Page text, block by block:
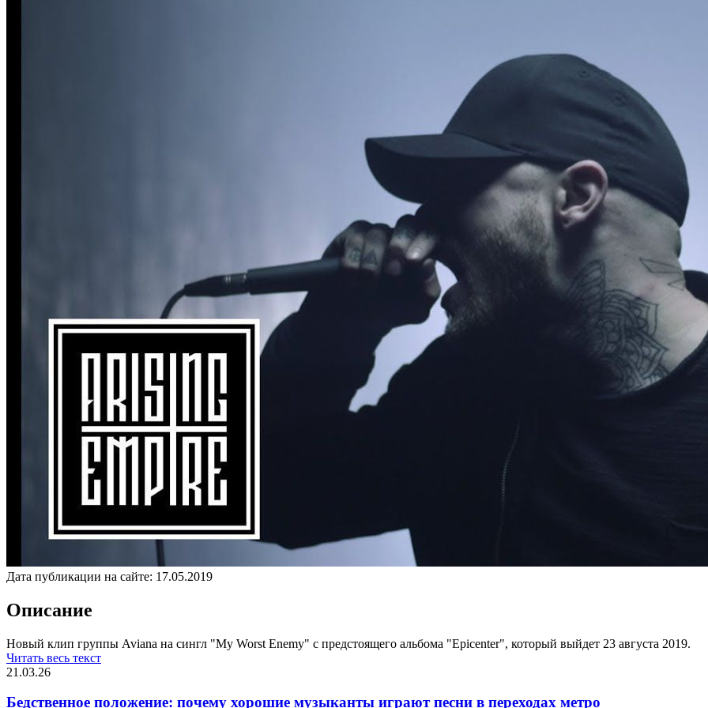
Дата публикации на сайте: 17.05.2019
Описание
Новый клип группы Aviana на сингл "My Worst Enemy" с предстоящего альбома "Epicenter", который выйдет 23 августа 2019.
Читать весь текст
21.03.26
Бедственное положение: почему хорошие музыканты играют песни в переходах метро